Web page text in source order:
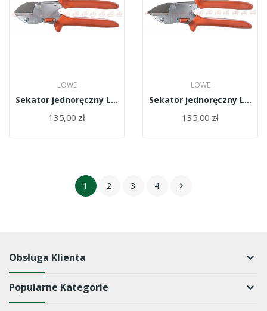
LOWE
Sekator jednoręczny LOWE kow. 5.104
135,00 zł
LOWE
Sekator jednoręczny LOWE 5.124
135,00 zł
1 2 3 4 
Obsługa Klienta keyboard_arrow_down
Popularne Kategorie keyboard_arrow_down